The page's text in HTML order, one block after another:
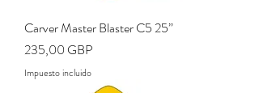
Carver Master Blaster C5 25”
Precio
235,00 GBP
Impuesto incluido